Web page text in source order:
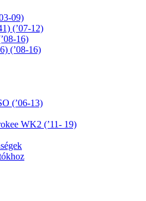
09)
(’07-12)
16)
(’08-16)
(’06-13)
WK2 (’11- 19)